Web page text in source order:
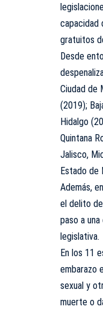
capacidad
gratuitos
Desde
Ciudad de
(2019);
Hidalgo
Quintana
Jalisco,
Estado de
Además,
el delito
paso a
legislativa.
En los 11
embarazo
sexual y
muerte o